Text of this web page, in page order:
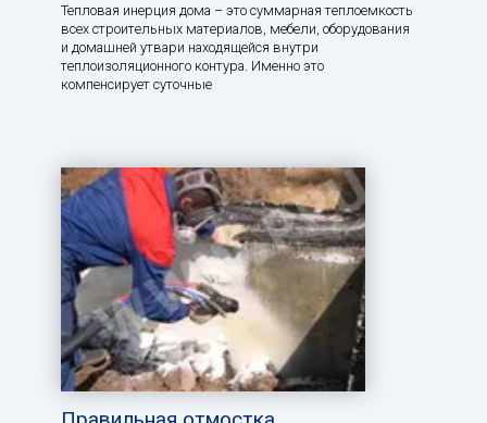
Тепловая инерция дома – это суммарная теплоемкость
всех строительных материалов, мебели, оборудования
и домашней утвари находящейся внутри
теплоизоляционного контура. Именно это
компенсирует суточные